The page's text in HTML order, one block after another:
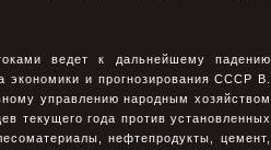
ведет к дальнейшему падению
экономики и прогнозирования СССР В.
управлению народным хозяйством
текущего года против установленных
нефтепродукты, цемент,